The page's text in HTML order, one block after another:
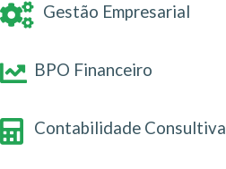
Gestão Empresarial
BPO Financeiro
Contabilidade Consultiva